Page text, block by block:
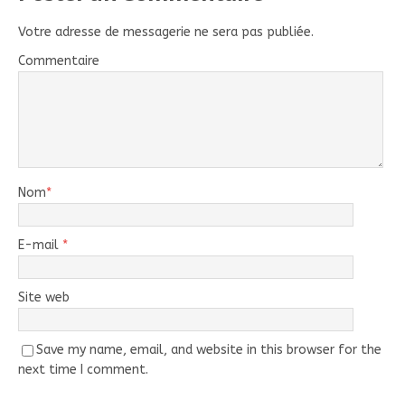
Votre adresse de messagerie ne sera pas publiée.
Commentaire
Nom*
E-mail *
Site web
Save my name, email, and website in this browser for the
next time I comment.